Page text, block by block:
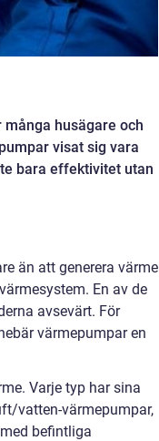
husägare och
visat sig vara
bara effektivitet utan
än att generera värme
En av de
avsevärt. För
värmepumpar en
Varje typ har sina
vatten-värmepumpar,
befintliga